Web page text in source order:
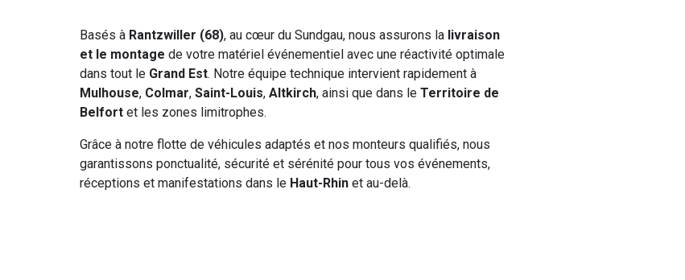
Basés à Rantzwiller (68), au cœur du Sundgau, nous assurons la livraison
et le montage de votre matériel événementiel avec une réactivité optimale
dans tout le Grand Est. Notre équipe technique intervient rapidement à
Mulhouse, Colmar, Saint-Louis, Altkirch, ainsi que dans le Territoire de
Belfort et les zones limitrophes.
Grâce à notre flotte de véhicules adaptés et nos monteurs qualifiés, nous
garantissons ponctualité, sécurité et sérénité pour tous vos événements,
réceptions et manifestations dans le Haut-Rhin et au-delà.